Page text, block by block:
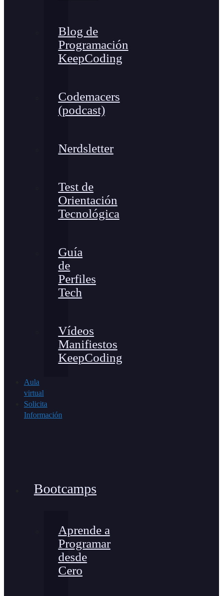
Blog de
Programación
KeepCoding
Codemacers
(podcast)
Nerdsletter
Test de
Orientación
Tecnológica
Guía
de
Perfiles
Tech
Vídeos
Manifiestos
KeepCoding
Aula
virtual
Solicita
Información
Bootcamps
Aprende a
Programar
desde
Cero